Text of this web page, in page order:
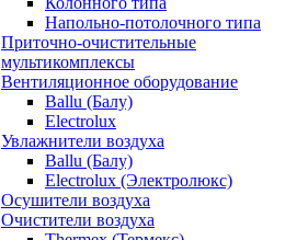
Напольно-потолочного типа
Приточно-очистительные
мультикомплексы
Вентиляционное оборудование
Ballu (Балу)
Electrolux
Увлажнители воздуха
Ballu (Балу)
Electrolux (Электролюкс)
Осушители воздуха
Очистители воздуха